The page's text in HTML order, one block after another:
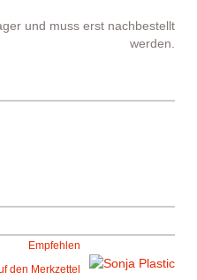
und muss erst nachbestellt
werden.
Empfehlen
den Merkzettel